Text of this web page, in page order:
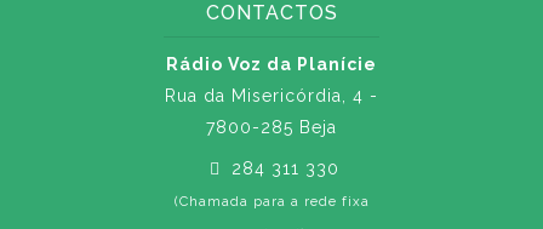
CONTACTOS
Rádio Voz da Planície
Rua da Misericórdia, 4 -
7800-285 Beja
284 311 330
(Chamada para a rede fixa